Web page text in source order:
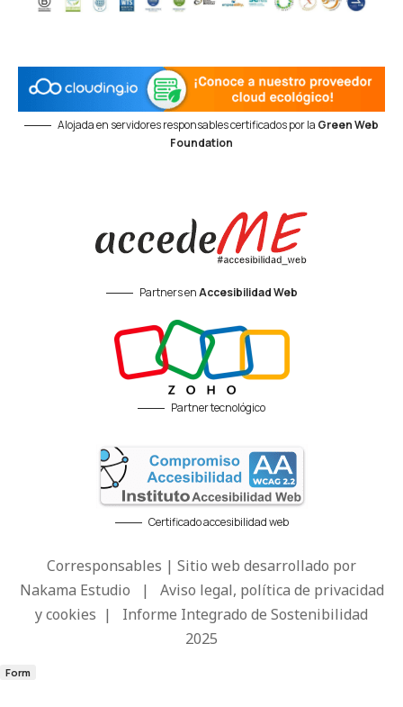
Alojada en servidores responsables certificados por la Green Web
Foundation
Partners enAccesibilidad Web
Partner tecnológico
Certificado accesibilidad web
Corresponsables | Sitio web desarrollado por
Nakama Estudio | Aviso legal, política de privacidad
y cookies | Informe Integrado de Sostenibilidad
2025
Form